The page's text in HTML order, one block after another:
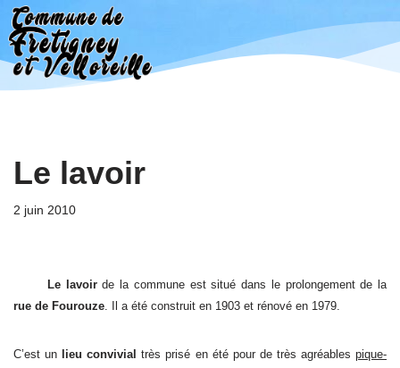
Aller
au
contenu
Le lavoir
2 juin 2010
Le lavoirde la commune est situé dans le prolongement de la
rue de Fourouze. Il a été construit en 1903 et rénové en 1979.
C’est un lieu convivial très prisé en été pour de très agréablespique-